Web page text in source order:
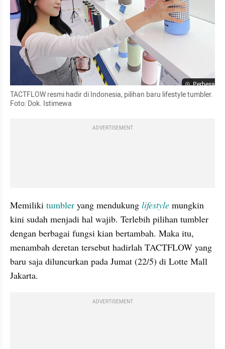
Perbesar
TACTFLOW resmi hadir di Indonesia, pilihan baru lifestyle tumbler.
Foto: Dok. Istimewa
ADVERTISEMENT
Memiliki tumbler yang mendukung lifestyle mungkin
kini sudah menjadi hal wajib. Terlebih pilihan tumbler
dengan berbagai fungsi kian bertambah. Maka itu,
menambah deretan tersebut hadirlah TACTFLOW yang
baru saja diluncurkan pada Jumat (22/5) di Lotte Mall
Jakarta.
ADVERTISEMENT